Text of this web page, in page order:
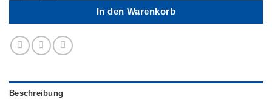
In den Warenkorb
Beschreibung